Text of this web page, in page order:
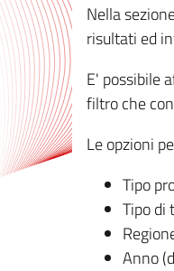
Nella
risultati ed
E' possibile
filtro che
Le opzioni
Tipo
Tipo di
Anno